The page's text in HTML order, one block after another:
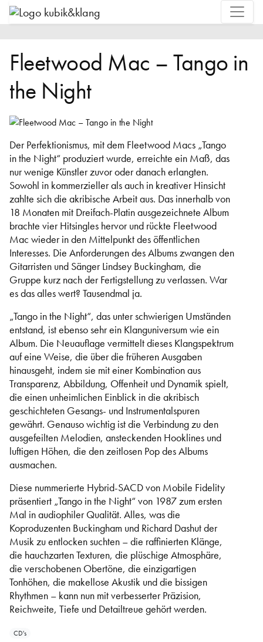
Fleetwood Mac – Tango in
the Night
Der Perfektionismus, mit dem Fleetwood Macs „Tango
in the Night“ produziert wurde, erreichte ein Maß, das
nur wenige Künstler zuvor oder danach erlangten.
Sowohl in kommerzieller als auch in kreativer Hinsicht
zahlte sich die akribische Arbeit aus. Das innerhalb von
18 Monaten mit Dreifach-Platin ausgezeichnete Album
brachte vier Hitsingles hervor und rückte Fleetwood
Mac wieder in den Mittelpunkt des öffentlichen
Interesses. Die Anforderungen des Albums zwangen den
Gitarristen und Sänger Lindsey Buckingham, die
Gruppe kurz nach der Fertigstellung zu verlassen. War
es das alles wert? Tausendmal ja.
„Tango in the Night“, das unter schwierigen Umständen
entstand, ist ebenso sehr ein Klanguniversum wie ein
Album. Die Neuauflage vermittelt dieses Klangspektrum
auf eine Weise, die über die früheren Ausgaben
hinausgeht, indem sie mit einer Kombination aus
Transparenz, Abbildung, Offenheit und Dynamik spielt,
die einen unheimlichen Einblick in die akribisch
geschichteten Gesangs- und Instrumentalspuren
gewährt. Genauso wichtig ist die Verbindung zu den
ausgefeilten Melodien, ansteckenden Hooklines und
luftigen Höhen, die den zeitlosen Pop des Albums
ausmachen.
Diese nummerierte Hybrid-SACD von Mobile Fidelity
präsentiert „Tango in the Night“ von 1987 zum ersten
Mal in audiophiler Qualität. Alles, was die
Koproduzenten Buckingham und Richard Dashut der
Musik zu entlocken suchten – die raffinierten Klänge,
die hauchzarten Texturen, die plüschige Atmosphäre,
die verschobenen Obertöne, die einzigartigen
Tonhöhen, die makellose Akustik und die bissigen
Rhythmen – kann nun mit verbesserter Präzision,
Reichweite, Tiefe und Detailtreue gehört werden.
CD's